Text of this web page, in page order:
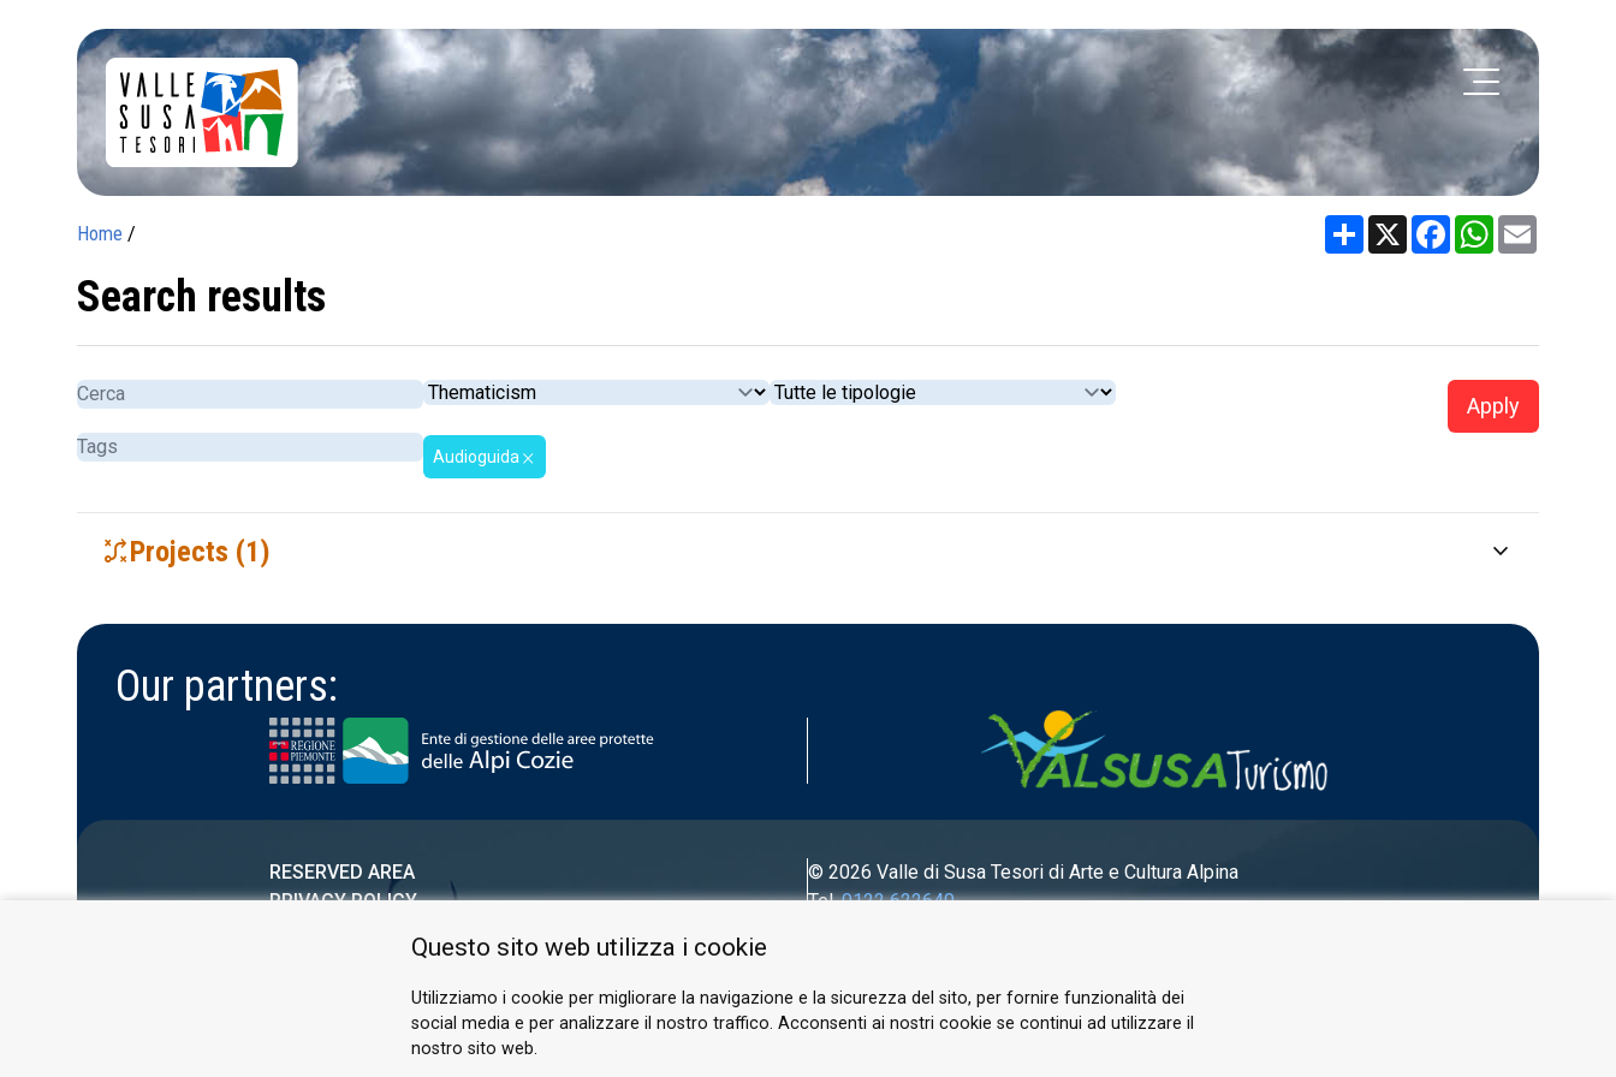
Home / Share X FacebookWhatsApp
Search results
Apply
Audioguida close
tacticProjects (1) keyboard_arrow_down
Our partners:
RESERVED AREA
PRIVACY POLICY
© 2026 Valle di Susa Tesori di Arte e Cultura Alpina
Tel.0122 622640
Questo sito web utilizza i cookie
Utilizziamo i cookie per migliorare la navigazione e la sicurezza del sito, per fornire funzionalità dei
social media e per analizzare il nostro traffico. Acconsenti ai nostri cookie se continui ad utilizzare il
nostro sito web.